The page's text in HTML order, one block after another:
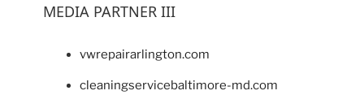
MEDIA PARTNER III
vwrepairarlington.com
cleaningservicebaltimore-md.com